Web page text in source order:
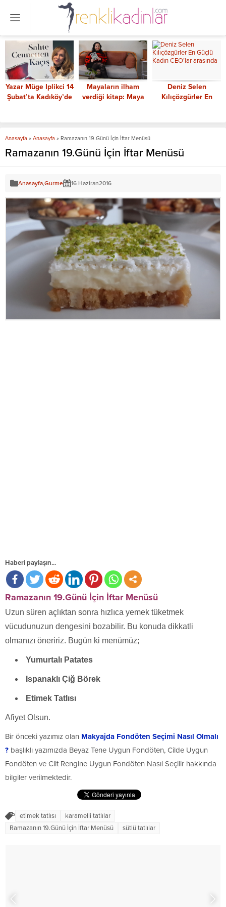
Yazar Müge Iplikci 14
Şubat’ta Kadıköy’de
Mayaların ilham
verdiği kitap: Maya
Deniz Selen
Kılıçözgürler En
Anasayfa » Anasayfa » Ramazanın 19.Günü İçin İftar Menüsü
Ramazanın 19.Günü İçin İftar Menüsü
Anasayfa,Gurme 16 Haziran2016
Haberi paylaşın...
Ramazanın 19.Günü İçin İftar Menüsü
Uzun süren açlıktan sonra hızlıca yemek tüketmek
vücudunuzun dengesini bozabilir. Bu konuda dikkatli
olmanızı öneririz. Bugün ki menümüz;
Yumurtalı Patates
Ispanaklı Çiğ Börek
Etimek Tatlısı
Afiyet Olsun.
Bir önceki yazımız olan Makyajda Fondöten Seçimi Nasıl Olmalı
? başlıklı yazımızda Beyaz Tene Uygun Fondöten, Cilde Uygun
Fondöten ve Cilt Rengine Uygun Fondöten Nasıl Seçilir hakkında
bilgiler verilmektedir.
etimek tatlısı
karamelli tatlılar
Ramazanın 19.Günü İçin İftar Menüsü
sütlü tatlılar